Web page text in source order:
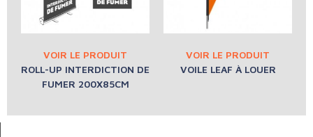
ROLL-UP INTERDICTION DE
FUMER 200X85CM
VOILE LEAF À LOUER